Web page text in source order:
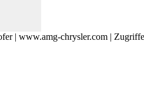
| www.amg-chrysler.com |